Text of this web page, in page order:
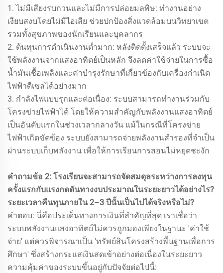
1. ไม่มีเสียงรบกวนและไม่มีการปล่อยมลพิษ: ทำงานอย่าง
เงียบสงบโดยไม่มีไอเสีย ช่วยปกป้องสิ่งแวดล้อมบนวิทยาเขต
รวมทั้งสุขภาพของนักเรียนและบุคลากร
2. ต้นทุนการดำเนินงานต่ำมาก: หลังติดตั้งเสร็จแล้ว ระบบจะ
ใช้พลังงานจากแสงอาทิตย์เป็นหลัก จึงลดค่าใช้จ่ายในการซื้อ
น้ำมันเชื้อเพลิงและค่าบำรุงรักษาที่เกี่ยวข้องกับเครื่องกำเนิด
ไฟฟ้าดีเซลได้อย่างมาก
3. กำลังไฟแบบรุกและต่อเนื่อง: ระบบสามารถทำงานร่วมกับ
โครงข่ายไฟฟ้าได้ โดยให้ความสำคัญกับพลังงานแสงอาทิตย์
เป็นอันดับแรกในช่วงเวลากลางวัน แม้ในกรณีที่โครงข่าย
ไฟฟ้าเกิดขัดข้อง ระบบยังสามารถจ่ายพลังงานสำรองที่จำเป็น
ผ่านระบบเก็บพลังงาน เพื่อให้การเรียนการสอนไม่หยุดชะงัก
คำถามข้อ 2: โรงเรียนจะสามารถจัดสมดุลระหว่างการลงทุน
ครั้งแรกกับแรงกดดันทางงบประมาณในระยะยาวได้อย่างไร?
ระยะเวลาคืนทุนภายใน 2–3 ปีนั้นเป็นไปได้จริงหรือไม่?
คำตอบ: นี่คือประเด็นทางการเงินที่สำคัญที่สุด เราเชื่อว่า
ระบบพลังงานแสงอาทิตย์ไม่ควรถูกมองเพียงในฐานะ 'ค่าใช้
จ่าย' แต่ควรพิจารณาเป็น 'ทรัพย์สินโครงสร้างพื้นฐานเพื่อการ
ศึกษา' ซึ่งสร้างกระแสเงินสดเข้าอย่างต่อเนื่องในระยะยาว
ความคุ้มค่าของระบบขึ้นอยู่กับปัจจัยต่อไปนี้: